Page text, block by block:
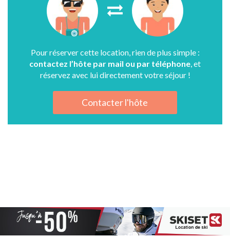
Pour réserver cette location, rien de plus simple :
contactez l’hôte par mail ou par téléphone , et
réservez avec lui directement votre séjour !
Contacter l'hôte